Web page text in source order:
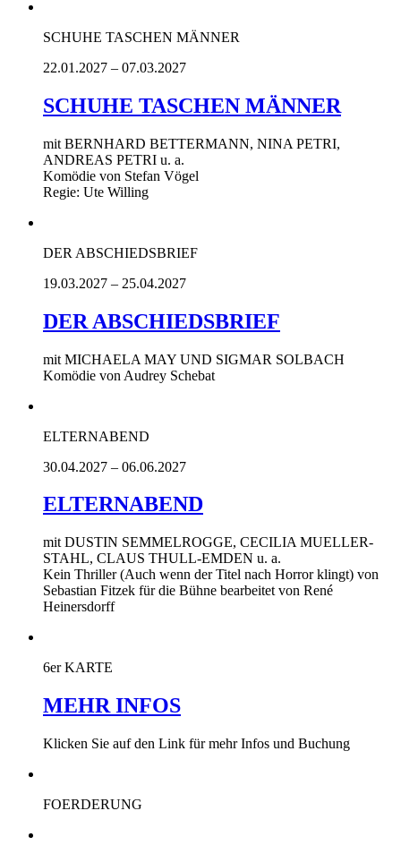
SCHUHE TASCHEN MÄNNER
22.01.2027 – 07.03.2027
SCHUHE TASCHEN MÄNNER
mit BERNHARD BETTERMANN, NINA PETRI,
ANDREAS PETRI u. a.
Komödie von Stefan Vögel
Regie: Ute Willing
DER ABSCHIEDSBRIEF
19.03.2027 – 25.04.2027
DER ABSCHIEDSBRIEF
mit MICHAELA MAY UND SIGMAR SOLBACH
Komödie von Audrey Schebat
ELTERNABEND
30.04.2027 – 06.06.2027
ELTERNABEND
mit DUSTIN SEMMELROGGE, CECILIA MUELLER-
STAHL, CLAUS THULL-EMDEN u. a.
Kein Thriller (Auch wenn der Titel nach Horror klingt) von
Sebastian Fitzek für die Bühne bearbeitet von René
Heinersdorff
6er KARTE
MEHR INFOS
Klicken Sie auf den Link für mehr Infos und Buchung
FOERDERUNG